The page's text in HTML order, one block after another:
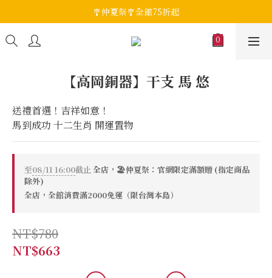
🎐仲夏祭🎐全館75折起
【高岡銅器】干支 馬 悠
送禮首選！吉祥如意！
馬到成功 十二生肖 開運置物
至08/11 16:00截止 全店，🏖️仲夏祭：官網限定滿額贈 (指定商品
除外)
全店，全館消費滿2000免運（限台灣本島）
NT$780
NT$663